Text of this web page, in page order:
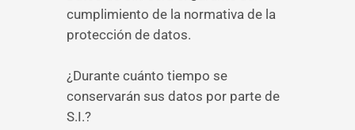
cumplimiento de la normativa de la
protección de datos.
¿Durante cuánto tiempo se
conservarán sus datos por parte de
S.I.?